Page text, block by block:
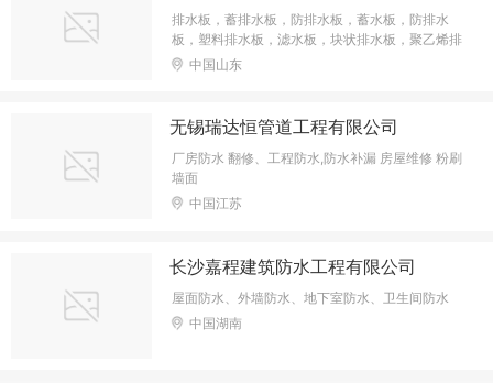
排水板，蓄排水板，防排水板，蓄水板，防排水
板，塑料排水板，滤水板，块状排水板，聚乙烯排
水板，导水板，滤水板，疏水板，夹层板，排水
中国山东
无锡瑞达恒管道工程有限公司
厂房防水 翻修、工程防水,防水补漏 房屋维修 粉刷
墙面
中国江苏
长沙嘉程建筑防水工程有限公司
屋面防水、外墙防水、地下室防水、卫生间防水
中国湖南